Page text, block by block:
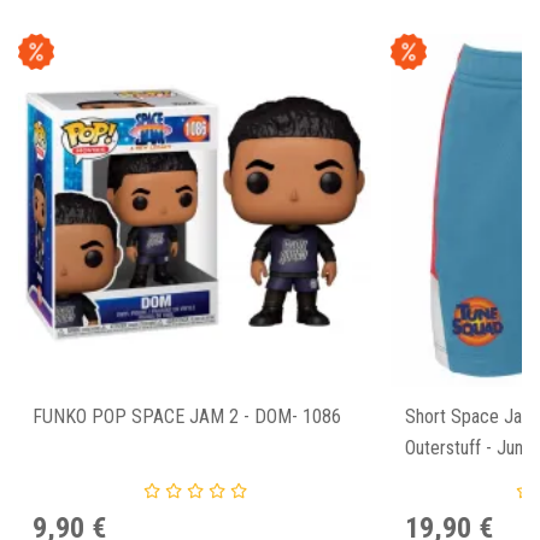
FUNKO POP SPACE JAM 2 - DOM- 1086
9,90 €
Short Space
Outerstuff -
19,90 €